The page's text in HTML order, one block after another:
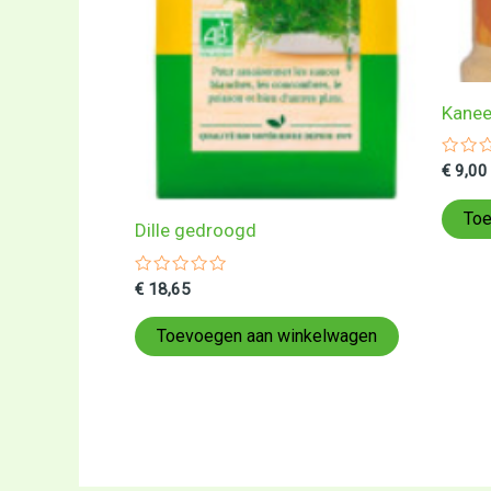
Dille gedroogd
Gewaardeerd
uit
5
€ 18,65
Toevoegen aan winkelwagen
uit
5
€9,00